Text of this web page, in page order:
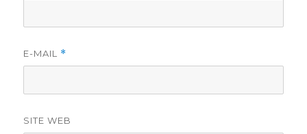
E-MAIL *
SITE WEB